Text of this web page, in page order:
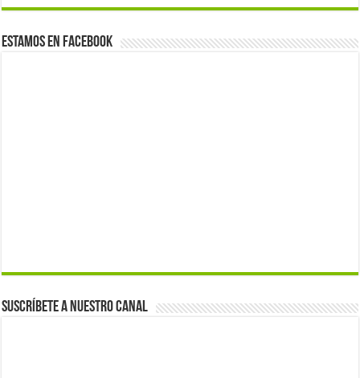
Estamos en Facebook
Suscríbete a nuestro canal